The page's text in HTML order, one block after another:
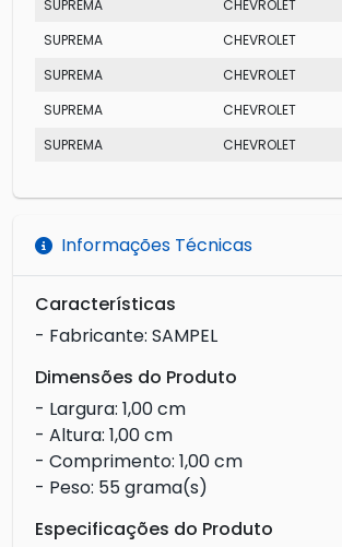
SUPREMA
CHEVROLET
SUPREMA
CHEVROLET
SUPREMA
CHEVROLET
SUPREMA
CHEVROLET
SUPREMA
CHEVROLET
Informações Técnicas
Características
- Fabricante: SAMPEL
Dimensões do Produto
- Largura: 1,00 cm
- Altura: 1,00 cm
- Comprimento: 1,00 cm
- Peso: 55 grama(s)
Especificações do Produto